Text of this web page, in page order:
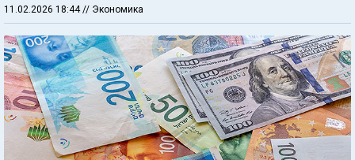
11.02.2026 18:44 // Экономика